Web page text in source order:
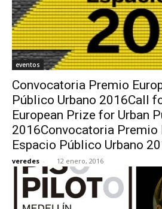
eventos
Convocatoria Premio
Público Urbano 2016Call
European Prize for Urban
2016Convocatoria Premio
Espacio Público Urbano
veredes - 12 enero, 2016